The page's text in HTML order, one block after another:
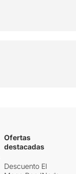
Ofertas
destacadas
Descuento El